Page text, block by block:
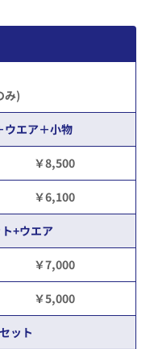
み)
ウエア＋小物
￥8,500
￥6,100
+ウエア
￥7,000
￥5,000
ット